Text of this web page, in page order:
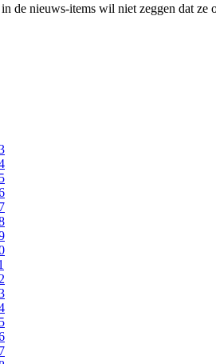
de nieuws-items wil niet zeggen dat